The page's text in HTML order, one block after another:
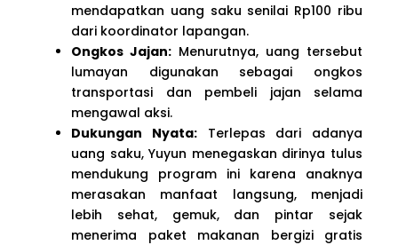
mendapatkan uang saku senilai Rp100 ribu
dari koordinator lapangan.
Ongkos Jajan: Menurutnya, uang tersebut
lumayan digunakan sebagai ongkos
transportasi dan pembeli jajan selama
mengawal aksi.
Dukungan Nyata:Terlepas dari adanya
uang saku, Yuyun menegaskan dirinya tulus
mendukung program ini karena anaknya
merasakan manfaat langsung, menjadi
lebih sehat, gemuk, dan pintar sejak
menerima paket makanan bergizi gratis